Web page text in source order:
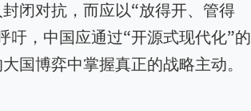
闭对抗，而应以“放得开、管得
吁，中国应通过“开源式现代化”的
国博弈中掌握真正的战略主动。